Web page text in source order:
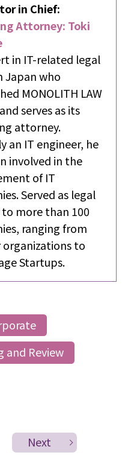
in Chief:
Attorney: Toki
in IT-related legal
Japan who
MONOLITH LAW
serves as its
attorney.
an IT engineer, he
involved in the
of IT
Served as legal
to more than 100
ranging from
to
Startups.
and Review
Next